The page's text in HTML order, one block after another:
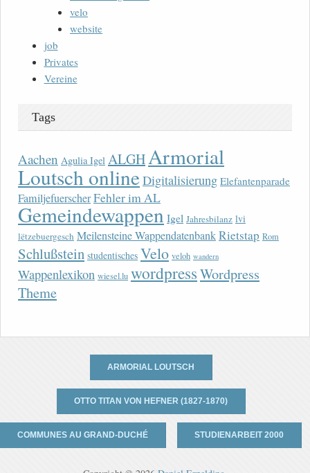
velo
website
job
Privates
Vereine
Tags
Aachen Agulia Igel ALGHArmorial
Loutsch onlineDigitalisierung Elefantenparade
FamiljefuerscherFehler im AL
Gemeindewappen Igel Jahresbilanz lvi
lëtzebuergesch Meilensteine WappendatenbankRietstap Rom
Schlußstein studentisches Velo veloh wandern
Wappenlexikon wiesel.lu wordpressWordpress
Theme
ARMORIAL LOUTSCH
OTTO TITAN VON HEFNER (1827-1870)
COMMUNES AU GRAND-DUCHÉ STUDIENARBEIT 2000